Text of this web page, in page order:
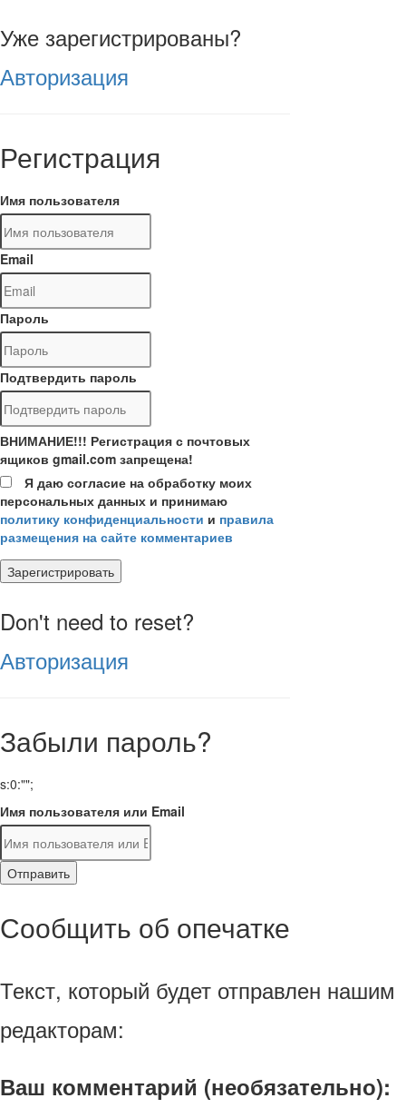
Уже зарегистрированы?
Авторизация
Регистрация
Имя пользователя
Email
Пароль
Подтвердить пароль
ВНИМАНИЕ!!! Регистрация с почтовых
ящиков gmail.com запрещена!
Я даю согласие на обработку моих
персональных данных и принимаю
политику конфиденциальности и правила
размещения на сайте комментариев
Зарегистрировать
Don't need to reset?
Авторизация
Забыли пароль?
s:0:"";
Имя пользователя или Email
Отправить
Сообщить об опечатке
Текст, который будет отправлен нашим
редакторам:
Ваш комментарий (необязательно):